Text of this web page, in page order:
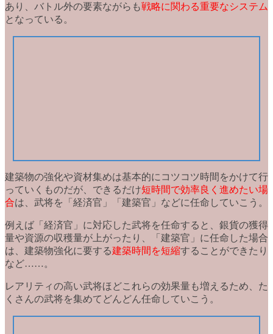
あり、バトル外の要素ながらも戦略に関わる重要なシステム
となっている。
建築物の強化や資材集めは基本的にコツコツ時間をかけて行
っていくものだが、できるだけ短時間で効率良く進めたい場
合は、武将を 「経済官」「建築官」などに任命 していこう。
例えば「経済官」に対応した武将を任命すると、銀貨の獲得
量や資源の収穫量が上がったり
、「建築官」に任命した場合
は、建築物強化に要する建築時間を短縮することができたり
など……。
レアリティの高い武将ほどこれらの効果量も増えるため、た
くさんの武将を集めてどんどん任命していこう。